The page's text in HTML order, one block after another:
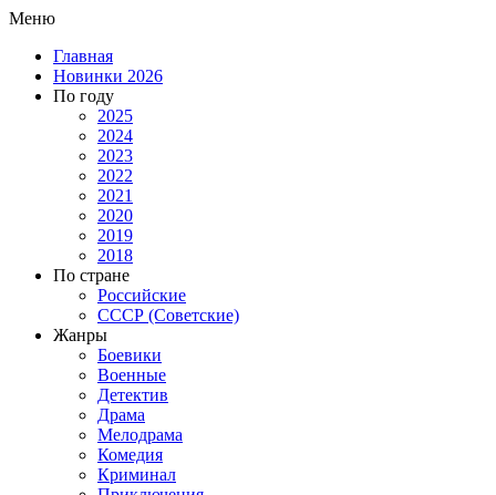
Меню
Главная
Новинки 2026
По году
2025
2024
2023
2022
2021
2020
2019
2018
По стране
Российские
СССР (Советские)
Жанры
Боевики
Военные
Детектив
Драма
Мелодрама
Комедия
Криминал